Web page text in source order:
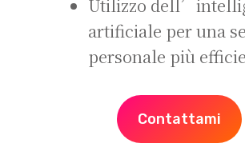
Utilizzo
artificiale per una
personale più
Contattami